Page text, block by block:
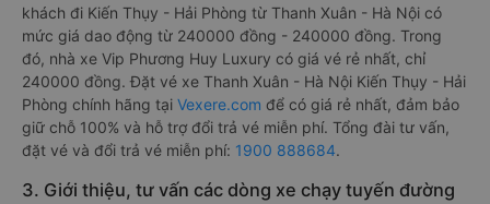
khách đi Kiến Thụy - Hải Phòng từ Thanh Xuân - Hà Nội có
mức giá dao động từ 240000 đồng - 240000 đồng. Trong
đó, nhà xe Vip Phương Huy Luxury có giá vé rẻ nhất, chỉ
240000 đồng. Đặt vé xe Thanh Xuân - Hà Nội Kiến Thụy - Hải
Phòng chính hãng tại Vexere.com để có giá rẻ nhất, đảm bảo
giữ chỗ 100% và hỗ trợ đổi trả vé miễn phí. Tổng đài tư vấn,
đặt vé và đổi trả vé miễn phí: 1900 888684.
3. Giới thiệu, tư vấn các dòng xe chạy tuyến đường